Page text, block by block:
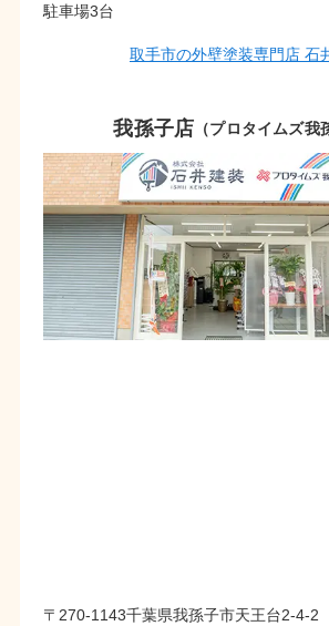
駐車場3台
取手市の外壁塗装専門店 石
我孫子店 （プロタイムズ我
〒270-1143千葉県我孫子市天王台2-4-2